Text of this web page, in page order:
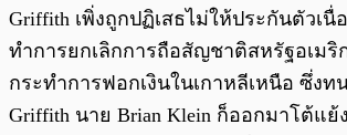
Griffith เพิ่งถูกปฏิเสธไม่ให้ประกันตัวเนื่
ทำการยกเลิกการถือสัญชาติสหรัฐอเมริ
กระทำการฟอกเงินในเกาหลีเหนือ ซึ่งท
Griffith นาย Brian Klein ก็ออกมาโต้แย้